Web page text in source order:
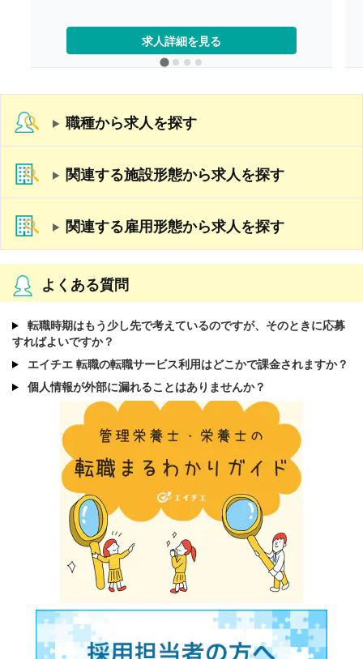
【昇給】あり
【退職金】なし
++++++++++++++++++++
【賞与】なし
【通勤手当】あり（全額支給）
【昇給】あり
求人詳細を見る
職種から求人を探す
関連する施設形態から求人を探す
関連する雇用形態から求人を探す
よくある質問
転職時期はもう少し先で考えているのですが、そのときに応募
すればよいですか？
エイチエ 転職の転職サービス利用はどこかで課金されますか？
個人情報が外部に漏れることはありませんか？